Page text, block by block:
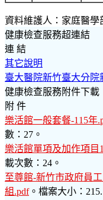
資料維護人：家庭醫
健康檢查服務超連結
連 結
其它說明
臺大醫院新竹臺大分
健康檢查服務附件下載
附 件
樂活館一般套餐-115年
數：27。
樂活館單項及加作項目
載次數：24。
至尊館-新竹市政府員
組.pdf。檔案大小：